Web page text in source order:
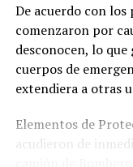
públicos.
De acuerdo con
comenzaron por
desconocen, lo
cuerpos de
extendiera a otras
Elementos de
acudieron de